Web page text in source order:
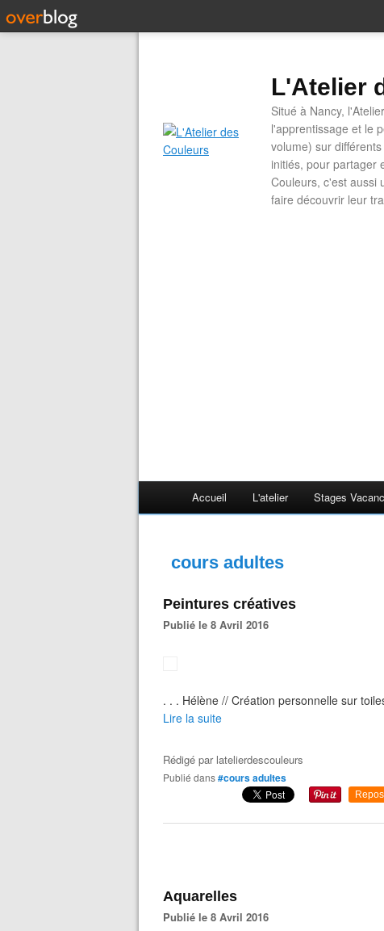
L'Atelier
Situé à Nancy,
l'apprentissage et le
volume) sur
initiés, pour partager
Couleurs, c'est aussi
faire découvrir leur
Accueil L'atelier Stages
cours adultes
Peintures créatives
Publié le 8 Avril 2016
. . . Hélène // Création personnelle sur
Lire la suite
Rédigé par latelierdescouleurs
Publié dans#cours adultes
Aquarelles
Publié le 8 Avril 2016